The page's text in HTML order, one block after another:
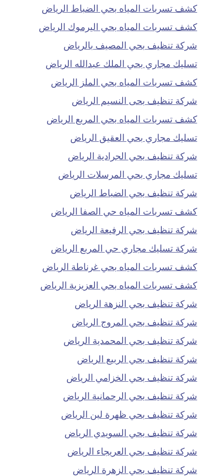
كشف تسربات المياه بحي الضباط الرياض
كشف تسربات المياه بحي اليرموك الرياض
شركة تنظيف بحي المصيف بالرياض
تسليك مجاري بحي الملك عبدالله الرياض
كشف تسربات المياه بحي الملز الرياض
شركة تنظيف بحى النسيم الرياض
كشف تسربات المياه بحي المربع الرياض
تسليك مجاري بحي العقيق الرياض
شركة تنظيف بحي الجرادية الرياض
تسليك مجاري بحي المرسلات الرياض
شركة تنظيف بحي الضباط الرياض
كشف تسربات المياه حي الصفا الرياض
شركة تنظيف بحي الرفيعة الرياض
شركة تسليك مجاري حي المربع الرياض
كشف تسربات المياه بحي غرناطة الرياض
كشف تسربات المياه بحي العزيزية الرياض
شركة تنظيف بحي النزهة الرياض
شركة تنظيف بحي المروج الرياض
شركة تنظيف بحي المحمدية الرياض
شركة تنظيف بحي الربيع الرياض
شركة تنظيف بحي الخزامي الرياض
شركة تنظيف بحي الرحمانية الرياض
شركة تنظيف بحي ظهرة لبن الرياض
شركة تنظيف بحي السويدي الرياض
شركة تنظيف بحي العريجاء الرياض
شركة تنظيف بحي الزهرة الرياض